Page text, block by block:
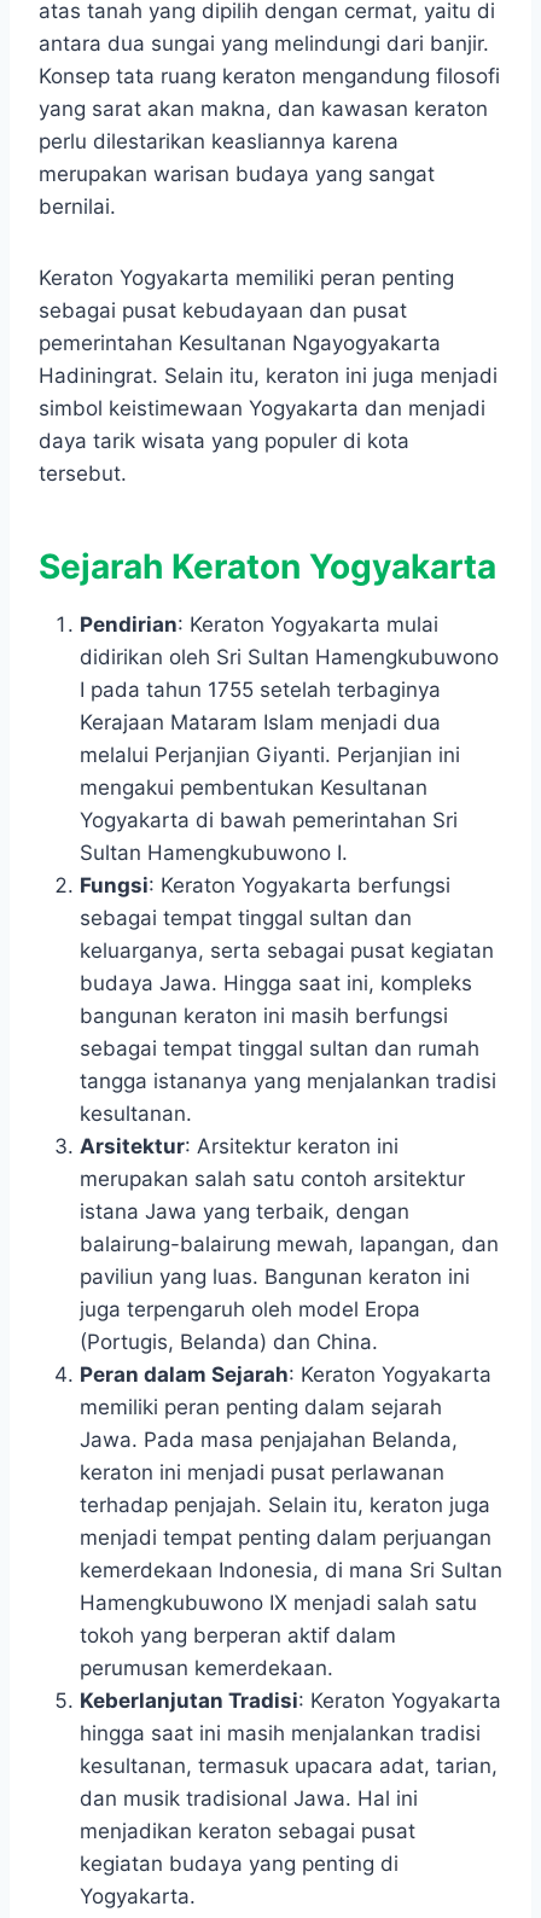
atas tanah yang dipilih dengan cermat, yaitu di
antara dua sungai yang melindungi dari banjir.
Konsep tata ruang keraton mengandung filosofi
yang sarat akan makna, dan kawasan keraton
perlu dilestarikan keasliannya karena
merupakan warisan budaya yang sangat
bernilai.
Keraton Yogyakarta memiliki peran penting
sebagai pusat kebudayaan dan pusat
pemerintahan Kesultanan Ngayogyakarta
Hadiningrat. Selain itu, keraton ini juga menjadi
simbol keistimewaan Yogyakarta dan menjadi
daya tarik wisata yang populer di kota
tersebut.
Sejarah Keraton Yogyakarta
Pendirian: Keraton Yogyakarta mulai
didirikan oleh Sri Sultan Hamengkubuwono
I pada tahun 1755 setelah terbaginya
Kerajaan Mataram Islam menjadi dua
melalui Perjanjian Giyanti. Perjanjian ini
mengakui pembentukan Kesultanan
Yogyakarta di bawah pemerintahan Sri
Sultan Hamengkubuwono I.
Fungsi: Keraton Yogyakarta berfungsi
sebagai tempat tinggal sultan dan
keluarganya, serta sebagai pusat kegiatan
budaya Jawa. Hingga saat ini, kompleks
bangunan keraton ini masih berfungsi
sebagai tempat tinggal sultan dan rumah
tangga istananya yang menjalankan tradisi
kesultanan.
Arsitektur: Arsitektur keraton ini
merupakan salah satu contoh arsitektur
istana Jawa yang terbaik, dengan
balairung-balairung mewah, lapangan, dan
paviliun yang luas. Bangunan keraton ini
juga terpengaruh oleh model Eropa
(Portugis, Belanda) dan China.
Peran dalam Sejarah: Keraton Yogyakarta
memiliki peran penting dalam sejarah
Jawa. Pada masa penjajahan Belanda,
keraton ini menjadi pusat perlawanan
terhadap penjajah. Selain itu, keraton juga
menjadi tempat penting dalam perjuangan
kemerdekaan Indonesia, di mana Sri Sultan
Hamengkubuwono IX menjadi salah satu
tokoh yang berperan aktif dalam
perumusan kemerdekaan.
Keberlanjutan Tradisi: Keraton Yogyakarta
hingga saat ini masih menjalankan tradisi
kesultanan, termasuk upacara adat, tarian,
dan musik tradisional Jawa. Hal ini
menjadikan keraton sebagai pusat
kegiatan budaya yang penting di
Yogyakarta.